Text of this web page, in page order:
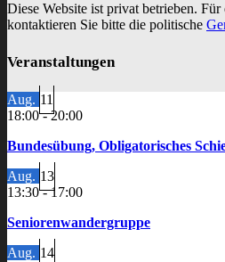
Diese Website ist privat betrieben.
kontaktieren Sie bitte die politische
Veranstaltungen
Aug. 11
18:00-20:00
Bundesübung, Obligatorisches
Aug. 13
13:30-17:00
Seniorenwandergruppe
Aug. 14